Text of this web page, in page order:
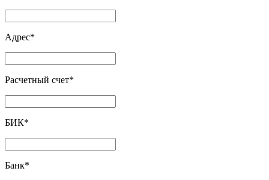
Адрес*
Расчетный счет*
БИК*
Банк*